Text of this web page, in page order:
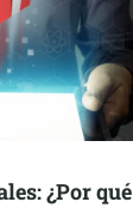
¿Por qué